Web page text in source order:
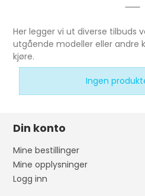
Her legger vi ut diverse tilbuds
utgående modeller eller andre
kjøre.
Ingen
Din konto
Mine bestillinger
Mine opplysninger
Logg inn